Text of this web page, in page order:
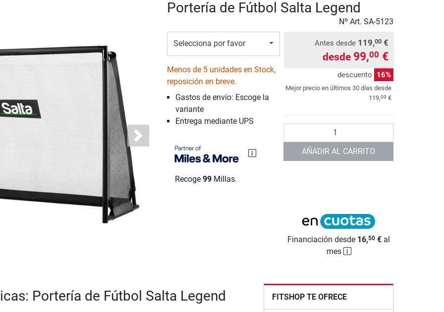
Next
Portería de Fútbol Salta Legend
Nº Art. SA-5123
Selecciona por favor
Menos de 5 unidades en Stock,
reposición en breve.
Gastos de envío: Escoge la
variante
Entrega mediante UPS
Recoge 99Millas.
Antes desde 119,00 €
desde 99,00 €
descuento 16%
Mejor precio en últimos 30 días desde
119,00 €
AÑADIR AL CARRITO
Financiación desde 16,50 € al
mes
Portería de Fútbol Salta Legend FITSHOP TE OFRECE